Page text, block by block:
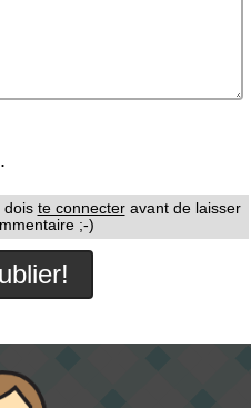
dois te connecteravant de laisser
;-)